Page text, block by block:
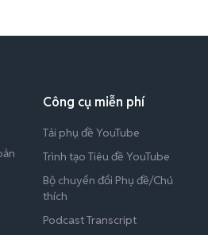
Công cụ miễn phí
Tải phụ đề YouTube
Trình tạo Tiêu đề YouTube
Bộ chuyển đổi Phụ đề/Chú
thích
Podcast Transcript